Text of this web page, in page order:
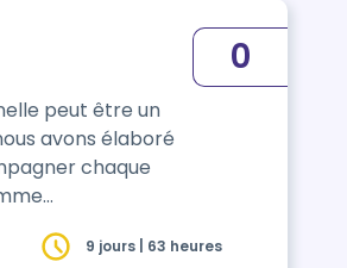
peut être un
avons élaboré
chaque
réussie vers
0
9 jours | 63 heures